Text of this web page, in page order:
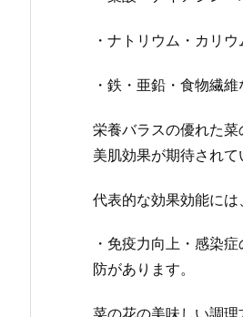
・ナトリウム・カリ
・鉄・亜鉛・食物繊
栄養バラスの優れた
美肌効果が期待されて
代表的な効果効能には、
・免疫力向上・感染
防があります。